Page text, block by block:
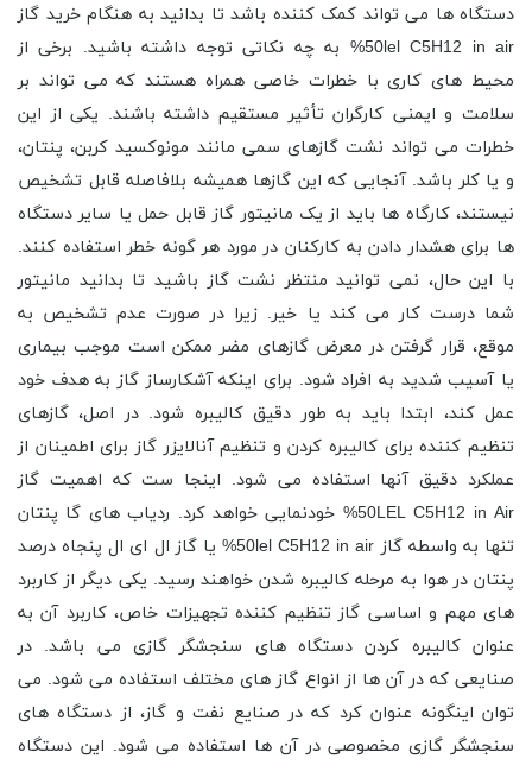
دستگاه ها می تواند کمک کننده باشد تا بدانید به هنگام خرید گاز
50lel C5H12 in air% به چه نکاتی توجه داشته باشید. برخی از
محیط های کاری با خطرات خاصی همراه هستند که می تواند بر
سلامت و ایمنی کارگران تأثیر مستقیم داشته باشند. یکی از این
خطرات می تواند نشت گازهای سمی مانند مونوکسید کربن، پنتان،
و یا کلر باشد. آنجایی که این گازها همیشه بلافاصله قابل تشخیص
نیستند، کارگاه ها باید از یک مانیتور گاز قابل حمل یا سایر دستگاه
ها برای هشدار دادن به کارکنان در مورد هر گونه خطر استفاده کنند.
با این حال، نمی توانید منتظر نشت گاز باشید تا بدانید مانیتور
شما درست کار می کند یا خیر. زیرا در صورت عدم تشخیص به
موقع، قرار گرفتن در معرض گازهای مضر ممکن است موجب بیماری
یا آسیب شدید به افراد شود. برای اینکه آشکارساز گاز به هدف خود
عمل کند، ابتدا باید به طور دقیق کالیبره شود. در اصل، گازهای
تنظیم کننده برای کالیبره کردن و تنظیم آنالایزر گاز برای اطمینان از
عملکرد دقیق آنها استفاده می شود. اینجا ست که اهمیت گاز
50LEL C5H12 in Air% خودنمایی خواهد کرد. ردیاب های گا پنتان
تنها به واسطه گاز 50lel C5H12 in air% یا گاز ال ای ال پنجاه درصد
پنتان در هوا به مرحله کالیبره شدن خواهند رسید. یکی دیگر از کاربرد
های مهم و اساسی گاز تنظیم کننده تجهیزات خاص، کاربرد آن به
عنوان کالیبره کردن دستگاه های سنجشگر گازی می باشد. در
صنایعی که در آن ها از انواع گاز های مختلف استفاده می شود. می
توان اینگونه عنوان کرد که در صنایع نفت و گاز، از دستگاه های
سنجشگر گازی مخصوصی در آن ها استفاده می شود. این دستگاه